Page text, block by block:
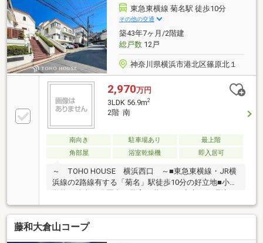
すけっと新横浜店 徒歩3分(約170m)・フィットケアデ
ポ新横浜店 徒歩7分(約550m)■ ご希望の住まい探しを
お手伝いします ━━━━━・・・物件の詳細・ご相談
はお気軽にお問い合わせください。
東急東横線 菊名駅 徒歩10分
その他の交通
築43年7ヶ月/2階建
総戸数12戸
神奈川県横浜市港北区篠原北１
2,970万円
3LDK 56.9m2
2階 南
南向き 駐車場あり
最上階
角部屋
浴室乾燥機 即入居可
～ TOHO HOUSE 横浜西口 ～■東急東横線・JR横
浜線の2路線有する「菊名」駅徒歩10分の好立地■小中
学校が徒歩10分圏内、子育て世代にも安心の住環境で
す■2面バルコニーのため開放的で気持ちの良い風が通
り抜けます■2024年1月にフルリノベーション済です■
食洗機や浴室乾燥機など設備充実！家事を快適にサポ
ートします■たっぷりの陽射しを感じながら気持ちよ
藤和大倉山コープ